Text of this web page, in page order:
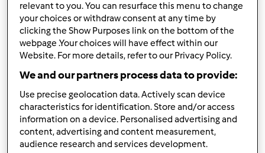
Dom, 10/31/2010 - 22:33
grazie chocolate hai ragione il BiMBY ti cambia la
vita a presto
buonanotte
In cima
relevant to you. You can resurface this menu to change
your choices or withdraw consent at any time by
clicking the Show Purposes link on the bottom of the
webpage .Your choices will have effect within our
Website. For more details, refer to our Privacy Policy.
We and our partners process data to provide:
Use precise geolocation data. Actively scan device
characteristics for identification. Store and/or access
information on a device. Personalised advertising and
content, advertising and content measurement,
audience research and services development.